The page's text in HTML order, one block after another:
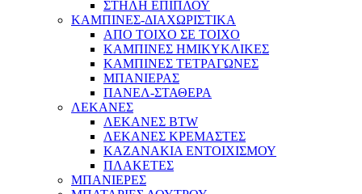
ΣΤΗΛΗ ΕΠΙΠΛΟΥ
ΚΑΜΠΙΝΕΣ-ΔΙΑΧΩΡΙΣΤΙΚΑ
ΑΠΟ ΤΟΙΧΟ ΣΕ ΤΟΙΧΟ
ΚΑΜΠΙΝΕΣ ΗΜΙΚΥΚΛΙΚΕΣ
ΚΑΜΠΙΝΕΣ ΤΕΤΡΑΓΩΝΕΣ
ΜΠΑΝΙΕΡΑΣ
ΠΑΝΕΛ-ΣΤΑΘΕΡΑ
ΛΕΚΑΝΕΣ
ΛΕΚΑΝΕΣ BTW
ΛΕΚΑΝΕΣ ΚΡΕΜΑΣΤΕΣ
ΚΑΖΑΝΑΚΙΑ ΕΝΤΟΙΧΙΣΜΟΥ
ΠΛΑΚΕΤΕΣ
ΜΠΑΝΙΕΡΕΣ